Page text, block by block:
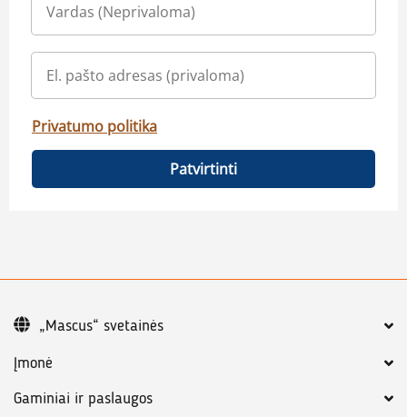
Privatumo politika
Patvirtinti
Įmonė
Gaminiai ir paslaugos
„Mascus“ svetainės